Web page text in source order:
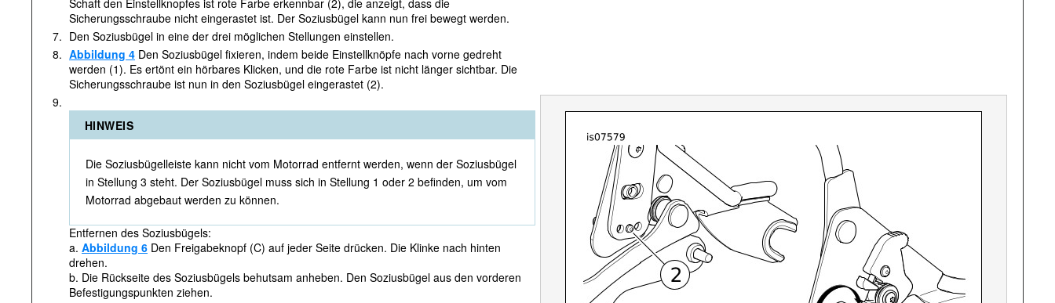
Schaft den Einstellknopfes ist rote Farbe erkennbar (2), die anzeigt, dass die
Sicherungsschraube nicht eingerastet ist. Der Soziusbügel kann nun frei bewegt werden.
7. Den Soziusbügel in eine der drei möglichen Stellungen einstellen.
8. Abbildung 4 Den Soziusbügel fixieren, indem beide Einstellknöpfe nach vorne gedreht
werden (1). Es ertönt ein hörbares Klicken, und die rote Farbe ist nicht länger sichtbar. Die
Sicherungsschraube ist nun in den Soziusbügel eingerastet (2).
9.
HINWEIS
Die Soziusbügelleiste kann nicht vom Motorrad entfernt werden, wenn der Soziusbügel
in Stellung 3 steht. Der Soziusbügel muss sich in Stellung 1 oder 2 befinden, um vom
Motorrad abgebaut werden zu können.
Entfernen des Soziusbügels:
a. Abbildung 6 Den Freigabeknopf (C) auf jeder Seite drücken. Die Klinke nach hinten
drehen.
b. Die Rückseite des Soziusbügels behutsam anheben. Den Soziusbügel aus den vorderen
Befestigungspunkten ziehen.